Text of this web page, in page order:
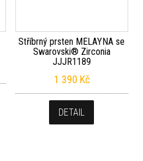
Stříbrný prsten MELAYNA se
Swarovski® Zirconia
JJJR1189
1 390 Kč
DETAIL